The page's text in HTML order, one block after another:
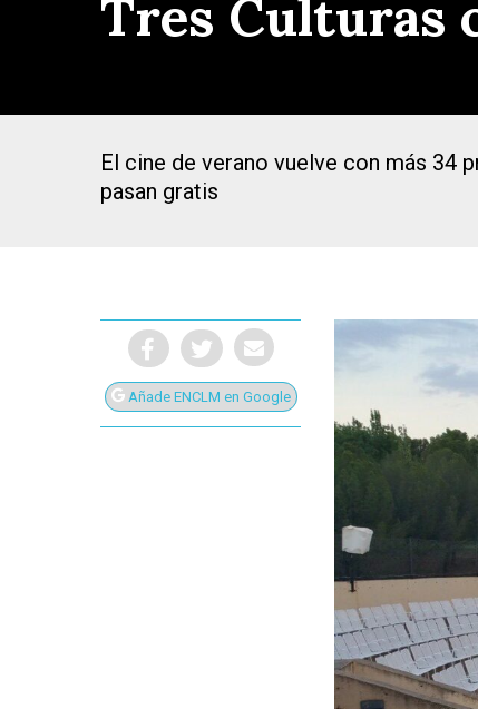
Presiona Intro para buscar o ESC para
Tres Culturas
El cine de verano vuelve con más 34
pasan gratis
Añade ENCLM en Google